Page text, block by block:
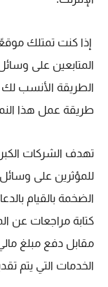
إذا كنت تمتلك
المتابعين على
الطريقة الأنسب
طريقة عمل هذا
تهدف الشركات
للمؤثرين على
الضخمة بالقيام
كتابة مراجعات عن
مقابل دفع مبلغ
الخدمات التي يتم